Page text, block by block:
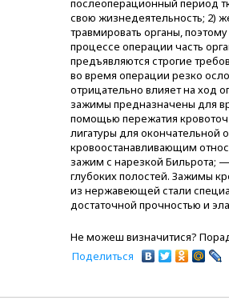
послеоперационный период
свою жизнедеятельность; 2)
травмировать органы,
процессе операции часть
предъявляются строгие
во время операции резко
отрицательно влияет на ход
зажимы предназначены для
помощью пережатия
лигатуры для окончательной
кровоостанавливающим
зажим с нарезкой Бильрота;
глубоких полостей. Зажимы
из нержавеющей стали
достаточной прочностью и
Не можеш визначитися?
Поделиться